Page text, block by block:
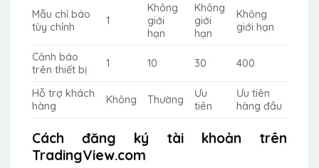
Mẫu chỉ báo
tùy chỉnh
1
Không
giới
hạn
Không
giới
hạn
Không
giới hạn
Cảnh báo
trên thiết bị
1 10 30 400
Hỗ trợ khách
hàng
Không Thường
Ưu
tiên
Ưu tiên
hàng đầu
Cách đăng ký tài khoản trên
TradingView.com